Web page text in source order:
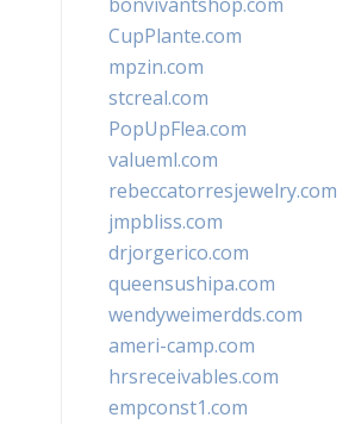
CupPlante.com
mpzin.com
stcreal.com
PopUpFlea.com
valueml.com
rebeccatorresjewelry.com
jmpbliss.com
drjorgerico.com
queensushipa.com
wendyweimerdds.com
ameri-camp.com
hrsreceivables.com
empconst1.com